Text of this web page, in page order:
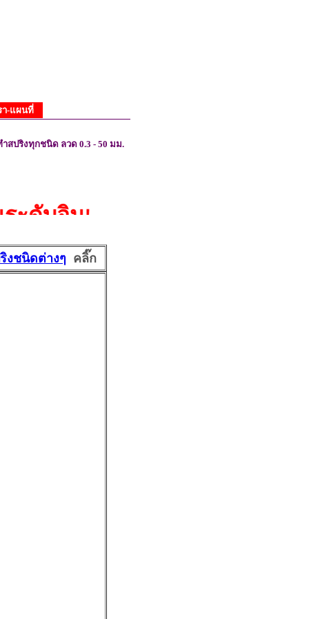
า-แผนที่
สปริงทุกชนิด ลวด 0.3 - 50 มม.
บอินเตอร์
งชนิดต่างๆ คลิ๊ก